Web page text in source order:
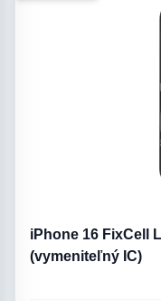
iPhone 16 FixCell
(vymeniteľný IC)